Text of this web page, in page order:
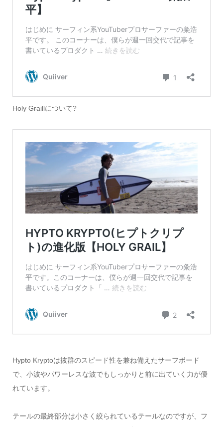
Holy Graillについて?
Hypto Kryptoは抜群のスピード性を兼ね備えたサーフボード
で、小波やパワーレスな波でもしっかりと前に出ていく力が優
れています。
テールの最終部分は小さく絞られているテールなのですが、フ